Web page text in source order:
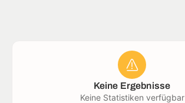
Keine Ergebnisse
Keine Statistiken verfügbar